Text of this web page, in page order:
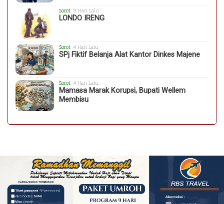
Sorot , 3 Hari Lalu
LONDO IRENG
Sorot , 4 Hari Lalu
SPj Fiktif Belanja Alat Kantor Dinkes Majene
Sorot, 4 Hari Lalu
Mamasa Marak Korupsi, Bupati Wellem
Membisu